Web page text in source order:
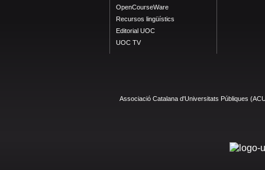
OpenCourseWare
Recursos lingüístics
Editorial UOC
UOC TV
Associació Catalana d'Universitats Públiques